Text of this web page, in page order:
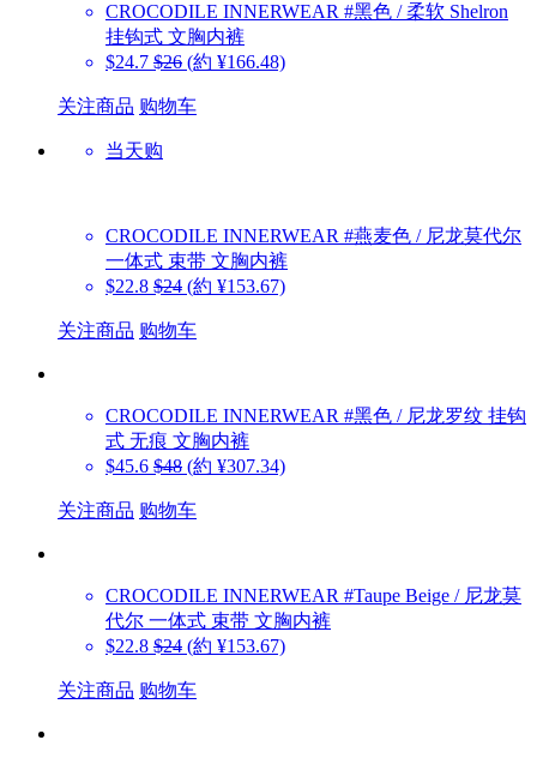
CROCODILE INNERWEAR #黑色 / 柔软 Shelron
挂钩式 文胸内裤
$24.7 $26 (約 ¥166.48)
关注商品 购物车
当天购
CROCODILE INNERWEAR #燕麦色 / 尼龙莫代尔
一体式 束带 文胸内裤
$22.8 $24 (約 ¥153.67)
关注商品 购物车
CROCODILE INNERWEAR #黑色 / 尼龙罗纹 挂钩
式 无痕 文胸内裤
$45.6 $48 (約 ¥307.34)
关注商品 购物车
CROCODILE INNERWEAR #Taupe Beige / 尼龙莫
代尔 一体式 束带 文胸内裤
$22.8 $24 (約 ¥153.67)
关注商品 购物车